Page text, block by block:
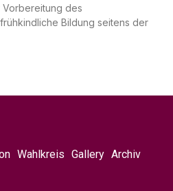
des
Bildung seitens der
Wahlkreis Gallery Archiv